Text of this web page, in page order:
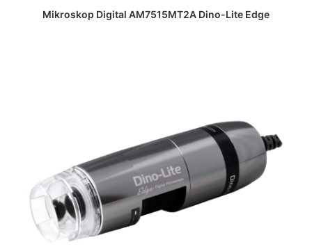
DAPATKAN PENAWARAN HARGA
Mikroskop Digital AM7515MT2A Dino-Lite Edge